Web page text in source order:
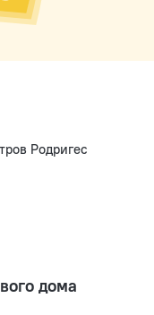
Родригес
дома